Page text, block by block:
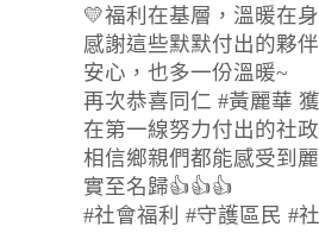
💛福利在基層，溫暖在
感謝這些默默付出的夥
安心，也多一份溫暖~
再次恭喜同仁 #黃麗華
在第一線努力付出的社
相信鄉親們都能感受到
實至名歸👍👍👍
#社會福利 #守護區民 #